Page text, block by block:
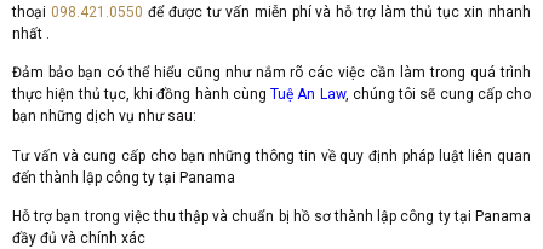
thoại 098.421.0550 để được tư vấn miễn phí và hỗ trợ làm thủ tục xin nhanh
nhất .
Đảm bảo bạn có thể hiểu cũng như nắm rõ các việc cần làm trong quá trình
thực hiện thủ tục, khi đồng hành cùng Tuệ An Law, chúng tôi sẽ cung cấp cho
bạn những dịch vụ như sau:
Tư vấn và cung cấp cho bạn những thông tin về quy định pháp luật liên quan
đến thành lập công ty tại Panama
Hỗ trợ bạn trong việc thu thập và chuẩn bị hồ sơ thành lập công ty tại Panama
đầy đủ và chính xác